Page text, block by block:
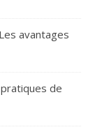
Les avantages
de